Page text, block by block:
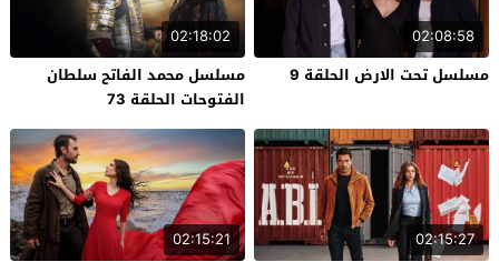
02:08:58
مسلسل تحت الارض الحلقة 9
02:18:02
مسلسل محمد الفاتح سلطان
الفتوحات الحلقة 73
02:15:27
02:15:21